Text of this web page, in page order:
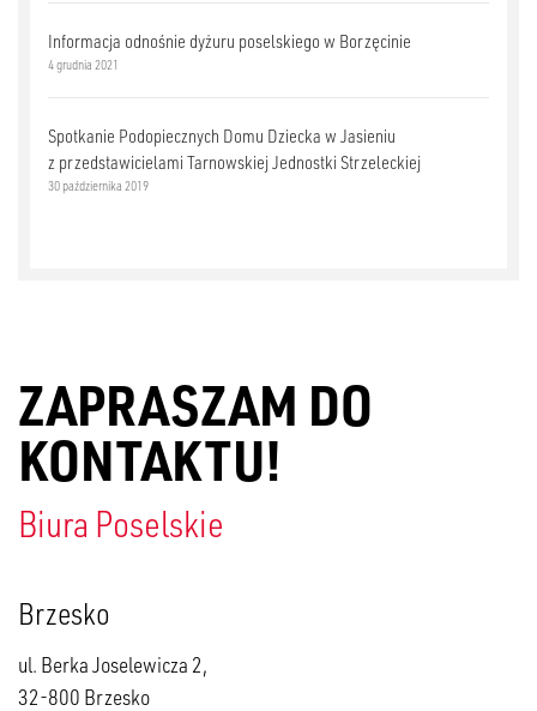
Informacja odnośnie dyżuru poselskiego w Borzęcinie
4 grudnia 2021
Spotkanie Podopiecznych Domu Dziecka w Jasieniu
z przedstawicielami Tarnowskiej Jednostki Strzeleckiej
30 października 2019
ZAPRASZAM DO
KONTAKTU!
Biura Poselskie
Brzesko
ul. Berka Joselewicza 2,
32-800 Brzesko